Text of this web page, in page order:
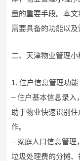
量的重要手段。本
需要具备的功能以及
二、天津物业管理
1. 住户信息管理功能
– 住户基本信息录入
助于物业快速识别
作。
– 家庭人口信息管理
垃圾处理费的分摊、